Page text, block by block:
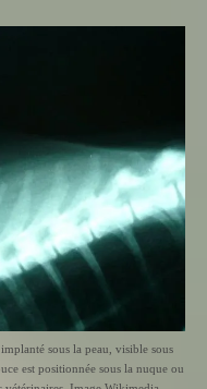
sous la peau, visible sous
est positionnée sous la nuque ou